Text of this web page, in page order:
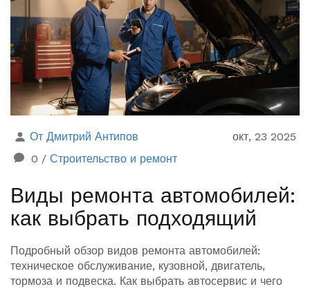
От Дмитрий Антипов
окт, 23 2025
0 / Строительство и ремонт
Виды ремонта автомобилей:
как выбрать подходящий
Подробный обзор видов ремонта автомобилей:
техническое обслуживание, кузовной, двигатель,
тормоза и подвеска. Как выбрать автосервис и чего